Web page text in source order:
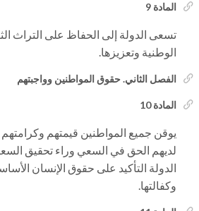
المادة 9
تسعى الدولة إلى الحفاظ على التراث
الوطنية وتعزيزها.
الفصل الثاني. حقوق المواطنين وواجبتهم
المادة 10
يوقن جميع المواطنين قيمتهم وكرامتهم
لديهم الحق في السعي وراء تحقيق
الدولة التأكيد على حقوق الإنسان
وكفالتها.